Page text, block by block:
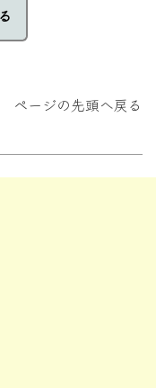
ページの先頭へ戻る